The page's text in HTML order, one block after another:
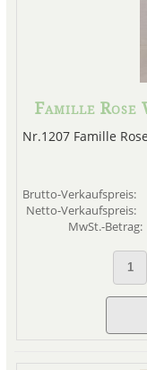
Famille Rose
Nr.1207 Famille
Brutto-Verkaufspreis:
Netto-Verkaufspreis:
MwSt.-Betrag: